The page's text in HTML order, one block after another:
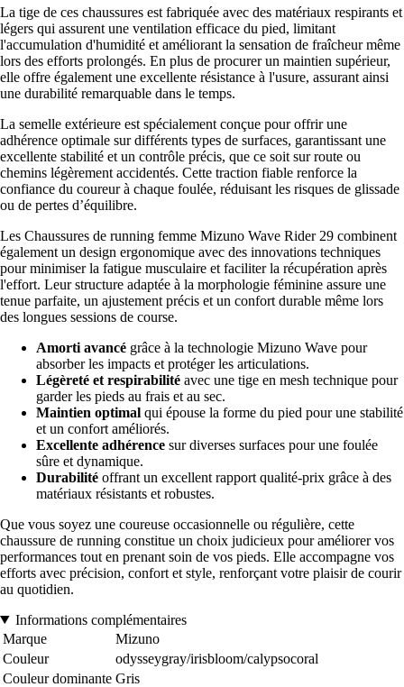
La tige de ces chaussures est fabriquée avec des matériaux respirants et
légers qui assurent une ventilation efficace du pied, limitant
l'accumulation d'humidité et améliorant la sensation de fraîcheur même
lors des efforts prolongés. En plus de procurer un maintien supérieur,
elle offre également une excellente résistance à l'usure, assurant ainsi
une durabilité remarquable dans le temps.
La semelle extérieure est spécialement conçue pour offrir une
adhérence optimale sur différents types de surfaces, garantissant une
excellente stabilité et un contrôle précis, que ce soit sur route ou
chemins légèrement accidentés. Cette traction fiable renforce la
confiance du coureur à chaque foulée, réduisant les risques de glissade
ou de pertes d’équilibre.
Les Chaussures de running femme Mizuno Wave Rider 29 combinent
également un design ergonomique avec des innovations techniques
pour minimiser la fatigue musculaire et faciliter la récupération après
l'effort. Leur structure adaptée à la morphologie féminine assure une
tenue parfaite, un ajustement précis et un confort durable même lors
des longues sessions de course.
Amorti avancé grâce à la technologie Mizuno Wave pour
absorber les impacts et protéger les articulations.
Légèreté et respirabilité avec une tige en mesh technique pour
garder les pieds au frais et au sec.
Maintien optimal qui épouse la forme du pied pour une stabilité
et un confort améliorés.
Excellente adhérence sur diverses surfaces pour une foulée
sûre et dynamique.
Durabilité offrant un excellent rapport qualité-prix grâce à des
matériaux résistants et robustes.
Que vous soyez une coureuse occasionnelle ou régulière, cette
chaussure de running constitue un choix judicieux pour améliorer vos
performances tout en prenant soin de vos pieds. Elle accompagne vos
efforts avec précision, confort et style, renforçant votre plaisir de courir
au quotidien.
Informations complémentaires
Marque
Mizuno
Couleur
odysseygray/irisbloom/calypsocoral
Couleur dominante Gris